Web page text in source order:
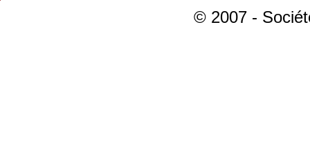
© 2007 -